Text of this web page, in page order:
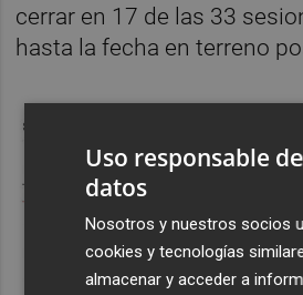
cerrar en 17 de las 33
hasta la fecha en terreno
Uso responsable
datos
Nosotros y nuestros socios
cookies y tecnologías
almacenar y acceder a